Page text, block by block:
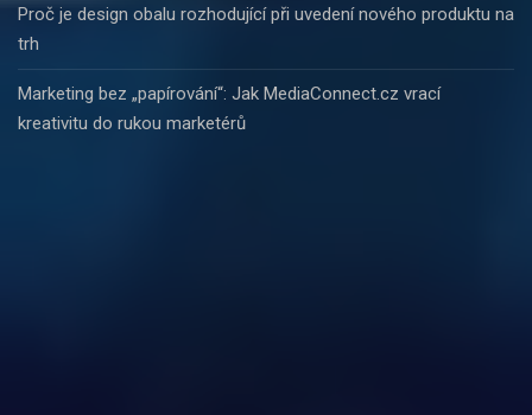
Proč je design obalu rozhodující při uvedení nového produktu na
trh
Marketing bez „papírování“: Jak MediaConnect.cz vrací
kreativitu do rukou marketérů